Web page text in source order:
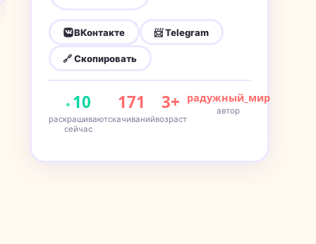
ВКонтакте 📨 Telegram
🔗 Скопировать
10
раскрашивают
сейчас
171
скачиваний
3+
возраст
радужный_мир
автор